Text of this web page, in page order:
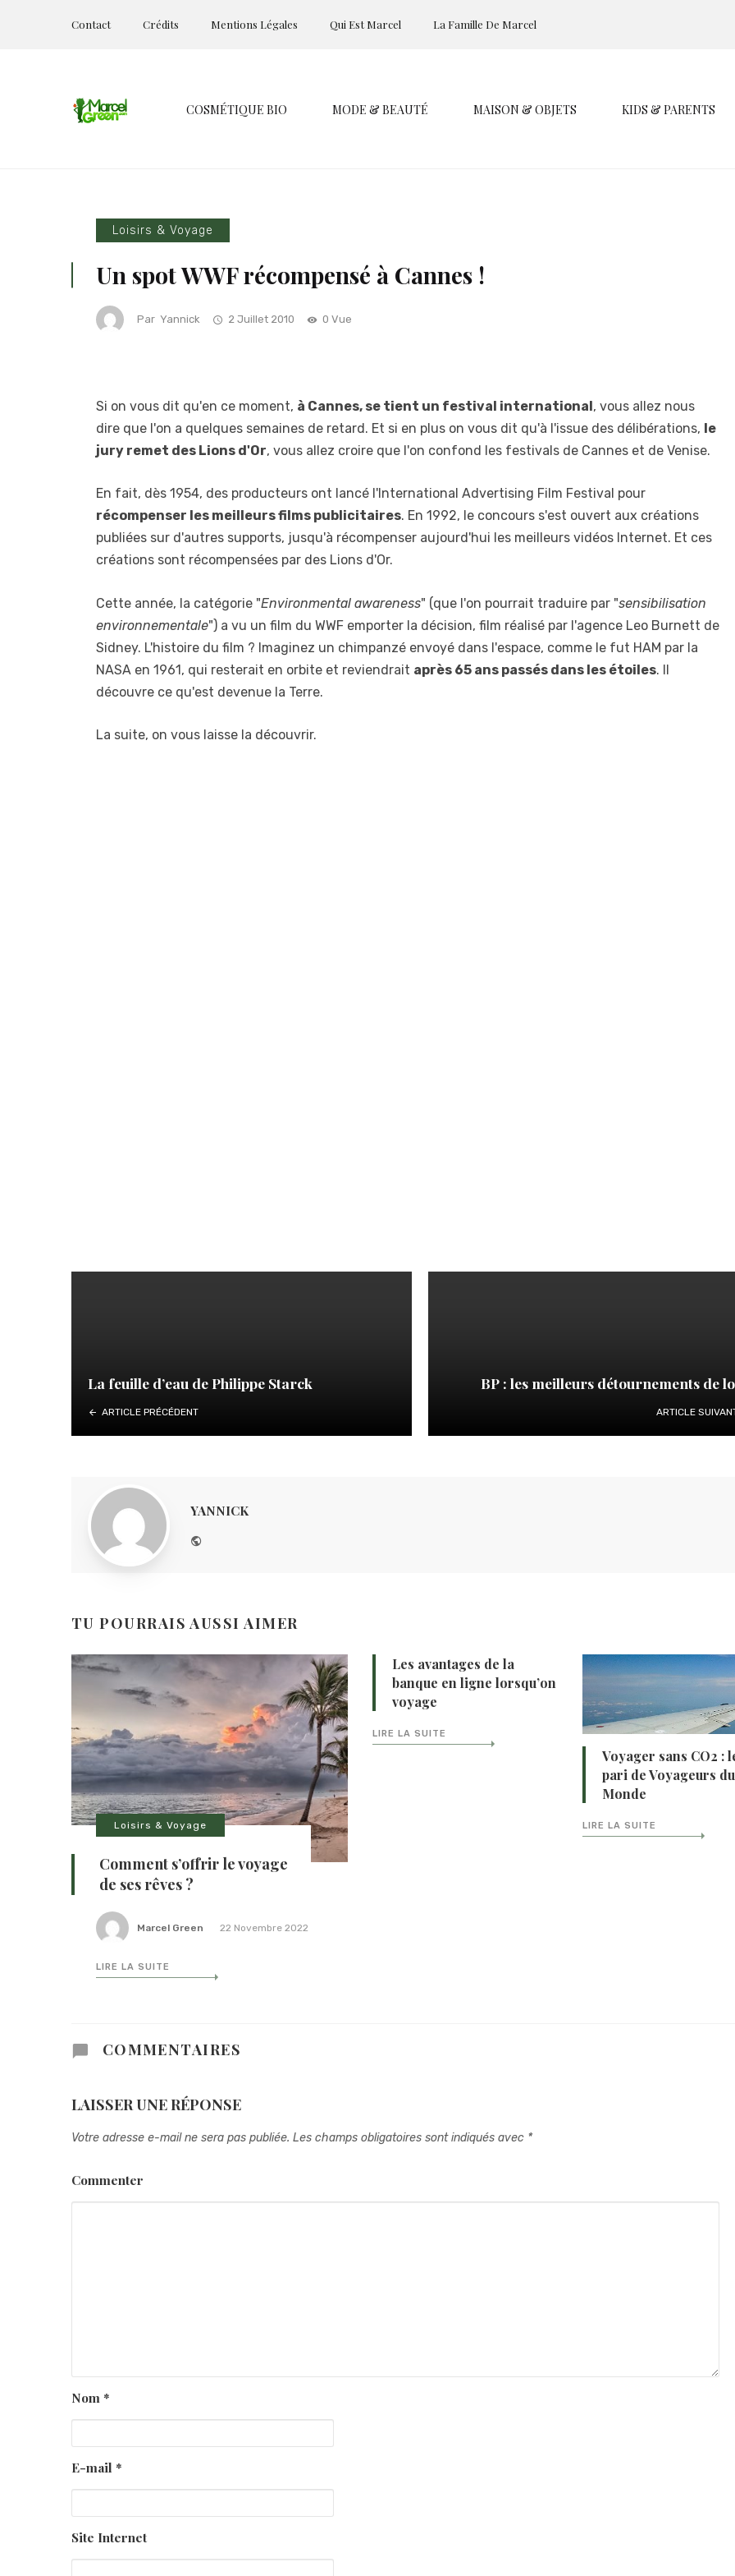
Contact Crédits Mentions Légales Qui Est Marcel La Famille De Marcel
COSMÉTIQUE BIO MODE & BEAUTÉ MAISON & OBJETS KIDS & PARENTS
Loisirs & Voyage
Un spot WWF récompensé à Cannes !
Par Yannick 2 Juillet 2010 0 Vue
Si on vous dit qu'en ce moment, à Cannes, se tient un festival international, vous allez nous
dire que l'on a quelques semaines de retard. Et si en plus on vous dit qu'à l'issue des délibérations, le
jury remet des Lions d'Or, vous allez croire que l'on confond les festivals de Cannes et de Venise.
En fait, dès 1954, des producteurs ont lancé l'International Advertising Film Festival pour
récompenser les meilleurs films publicitaires. En 1992, le concours s'est ouvert aux créations
publiées sur d'autres supports, jusqu'à récompenser aujourd'hui les meilleurs vidéos Internet. Et ces
créations sont récompensées par des Lions d'Or.
Cette année, la catégorie "Environmental awareness" (que l'on pourrait traduire par "sensibilisation
environnementale") a vu un film du WWF emporter la décision, film réalisé par l'agence Leo Burnett de
Sidney. L'histoire du film ? Imaginez un chimpanzé envoyé dans l'espace, comme le fut HAM par la
NASA en 1961, qui resterait en orbite et reviendrait après 65 ans passés dans les étoiles. Il
découvre ce qu'est devenue la Terre.
La suite, on vous laisse la découvrir.
La feuille d’eau de Philippe Starck
ARTICLE PRÉCÉDENT
BP : les meilleurs détournements de
ARTICLE
YANNICK
TU POURRAIS AUSSI AIMER
Loisirs & Voyage
Comment s’offrir le voyage
de ses rêves ?
Marcel Green 22 Novembre 2022
LIRE LA SUITE
Les avantages de la
banque en ligne lorsqu’on
voyage
LIRE LA SUITE
Voyager sans CO2 :
pari de Voyageurs du
Monde
LIRE LA SUITE
COMMENTAIRES
LAISSER UNE RÉPONSE
Votre adresse e-mail ne sera pas publiée. Les champs obligatoires sont indiqués avec *
Commenter
Nom *
E-mail *
Site Internet